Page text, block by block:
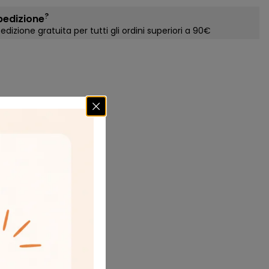
?
gratuita per tutti gli ordini superiori a 90€